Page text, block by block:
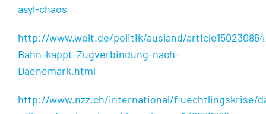
asyl-chaos
http://www.welt.de/politik/ausland/
Bahn-kappt-Zugverbindung-nach-
Daenemark.html
http://www.nzz.ch/international/fluechtlingskrise/